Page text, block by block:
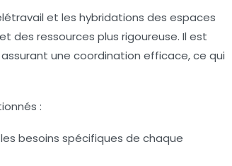
et les hybridations des espaces
des ressources plus rigoureuse. Il est
une coordination efficace, ce qui
:
besoins spécifiques de chaque